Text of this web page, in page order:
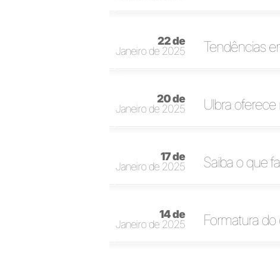
22 de
Janeiro de 2025
Tendências
20 de
Janeiro de 2025
Ulbra
17 de
Janeiro de 2025
Saiba o que
14 de
Janeiro de 2025
Formatura